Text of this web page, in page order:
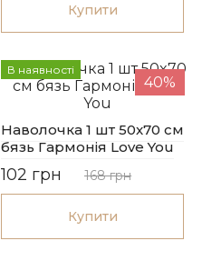
Купити
В наявності
40%
Наволочка 1 шт 50x70 см
бязь Гармонія Love You
102 грн 168 грн
Купити